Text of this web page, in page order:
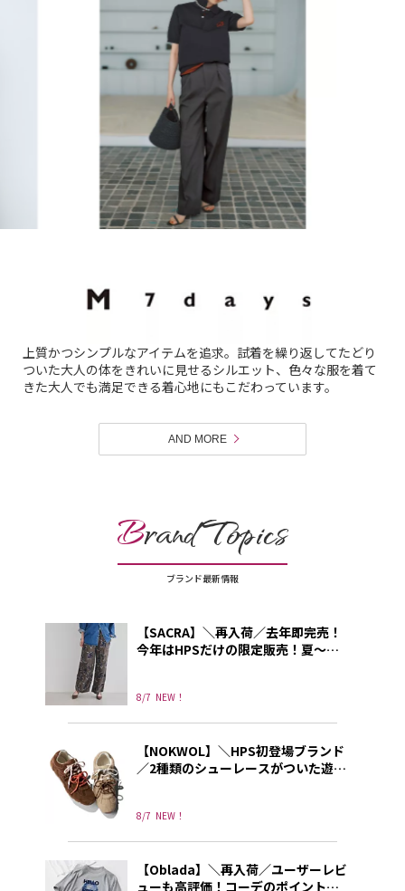
上質かつシンプルなアイテムを追求。試着を繰り返してたどり
ついた大人の体をきれいに見せるシルエット、色々な服を着て
きた大人でも満足できる着心地にもこだわっています。
AND MORE
Brand Topics
ブランド最新情報
8/7 NEW！
【SACRA】＼再入荷／去年即完売！
今年はHPSだけの限定販売！夏～秋
8/7 NEW！
【NOKWOL】＼HPS初登場ブランド
／2種類のシューレースがついた遊び
【Oblada】＼再入荷／ユーザーレビ
ューも高評価！コーデのポイントに